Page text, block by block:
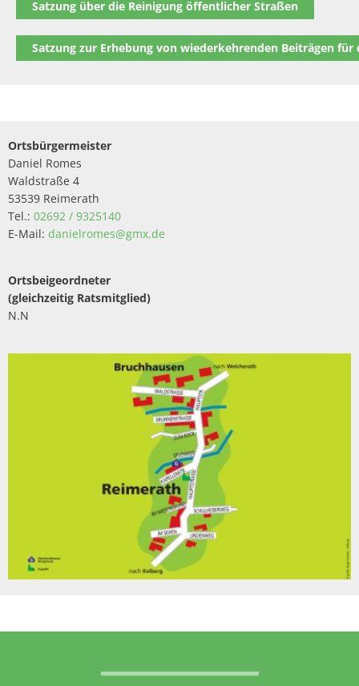
Satzung über die Reinigung öffentlicher Straßen
Satzung zur Erhebung von wiederkehrenden Beiträgen
Ortsbürgermeister
Daniel Romes
Waldstraße 4
53539 Reimerath
Tel.: 02692 / 9325140
E-Mail: danielromes@gmx.de
Ortsbeigeordneter
(gleichzeitig Ratsmitglied)
N.N